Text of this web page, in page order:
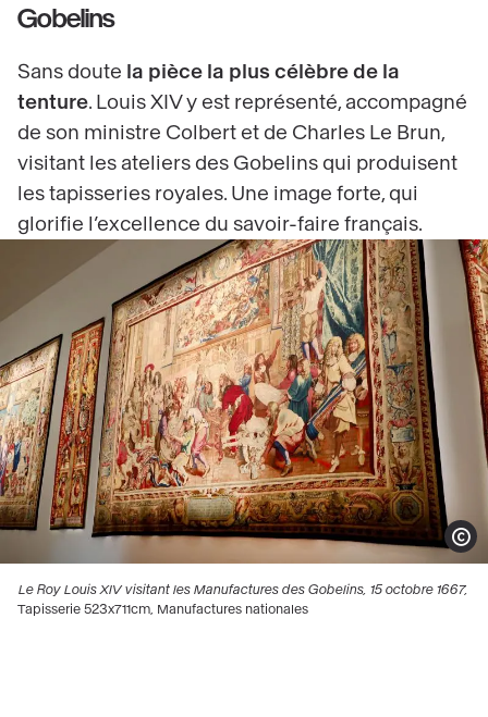
Show
Le Roy Louis XIV visitant les Manufactures des Gobelins, 15 octobre 1667,
Tapisserie 523x711cm, Manufactures nationales
Gobelins
Sans doute la pièce la plus célèbre de la
tenture. Louis XIV y est représenté, accompagné
de son ministre Colbert et de Charles Le Brun,
visitant les ateliers des Gobelins qui produisent
les tapisseries royales. Une image forte, qui
glorifie l’excellence du savoir-faire français.